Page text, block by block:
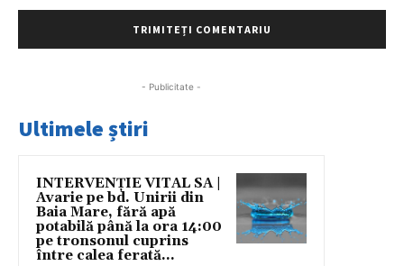
- Publicitate -
Ultimele știri
INTERVENȚIE VITAL SA |
Avarie pe bd. Unirii din
Baia Mare, fără apă
potabilă până la ora 14:00
pe tronsonul cuprins
între calea ferată...